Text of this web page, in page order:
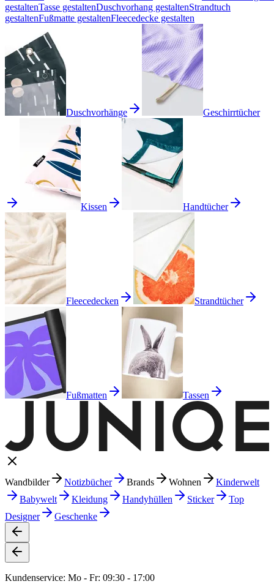
gestaltenTasse gestaltenDuschvorhang gestaltenStrandtuch
gestaltenFußmatte gestaltenFleecedecke gestalten
Duschvorhänge Geschirrtücher
Kissen Handtücher
Fleecedecken Strandtücher
Fußmatten Tassen
Wandbilder Notizbücher Brands Wohnen
Kinderwelt
Babywelt
Kleidung Handyhüllen Sticker
Top
Designer
Geschenke
Kundenservice: Mo - Fr: 09:30 - 17:00